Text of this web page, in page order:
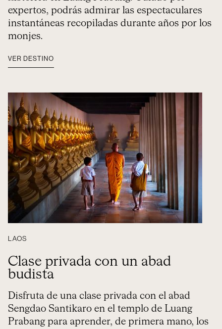
expertos, podrás admirar las espectaculares
instantáneas recopiladas durante años por los
monjes.
VER DESTINO
LAOS
Clase privada con un abad
budista
Disfruta de una clase privada con el abad
Sengdao Santikaro en el templo de Luang
Prabang para aprender, de primera mano, los